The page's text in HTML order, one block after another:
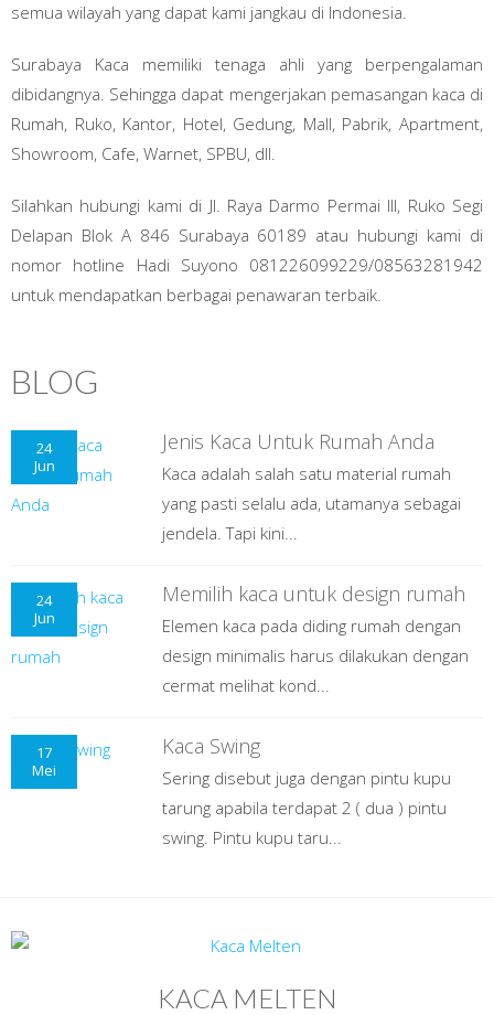
semua wilayah yang dapat kami jangkau di Indonesia.
Surabaya Kaca memiliki tenaga ahli yang berpengalaman
dibidangnya. Sehingga dapat mengerjakan pemasangan kaca di
Rumah, Ruko, Kantor, Hotel, Gedung, Mall, Pabrik, Apartment,
Showroom, Cafe, Warnet, SPBU, dll.
Silahkan hubungi kami di Jl. Raya Darmo Permai III, Ruko Segi
Delapan Blok A 846 Surabaya 60189 atau hubungi kami di
nomor hotline Hadi Suyono 081226099229/08563281942
untuk mendapatkan berbagai penawaran terbaik.
BLOG
24
Jun
Jenis Kaca Untuk Rumah Anda
Kaca adalah salah satu material rumah
yang pasti selalu ada, utamanya sebagai
jendela. Tapi kini...
24
Jun
Memilih kaca untuk design rumah
Elemen kaca pada diding rumah dengan
design minimalis harus dilakukan dengan
cermat melihat kond...
17
Mei
Kaca Swing
Sering disebut juga dengan pintu kupu
tarung apabila terdapat 2 ( dua ) pintu
swing. Pintu kupu taru...
KACA MELTEN